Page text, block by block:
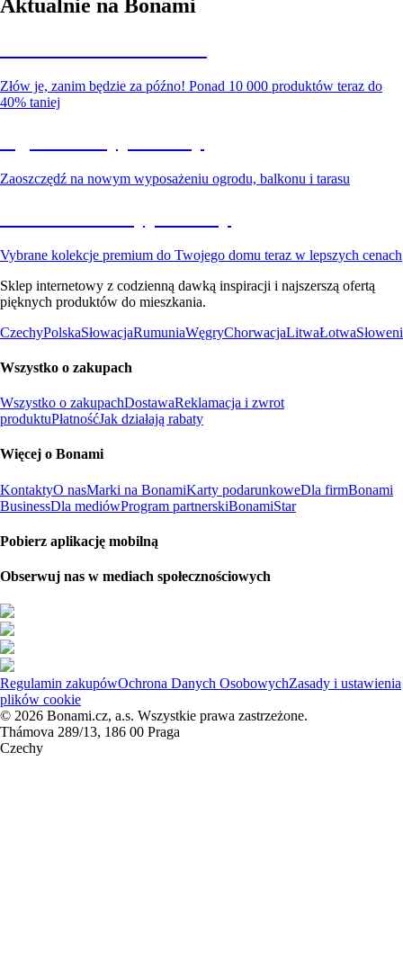
Aktualnie na Bonami
Złów je, zanim będzie za późno! Ponad 10 000 produktów teraz do
40% taniej
Zaoszczędź na nowym wyposażeniu ogrodu, balkonu i tarasu
Vybrane kolekcje premium do Twojego domu teraz w lepszych cenach
Sklep internetowy z codzienną dawką inspiracji i najszerszą ofertą
pięknych produktów do mieszkania.
CzechyPolskaSłowacjaRumuniaWęgryChorwacjaLitwaŁotwa
Wszystko o zakupach
Wszystko o zakupachDostawaReklamacja i zwrot
produktuPłatnośćJak działają rabaty
Więcej o Bonami
KontaktyO nasMarki na BonamiKarty podarunkoweDla firmBonami
BusinessDla mediówProgram partnerskiBonamiStar
Pobierz aplikację mobilną
Obserwuj nas w mediach społecznościowych
Regulamin zakupówOchrona Danych OsobowychZasady i ustawienia
plików cookie
© 2026 Bonami.cz, a.s. Wszystkie prawa zastrzeżone.
Thámova 289/13, 186 00 Praga
Czechy